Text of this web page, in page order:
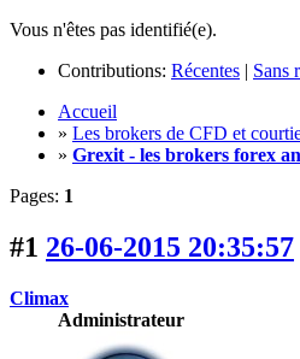
Vous n'êtes pas identifié(e).
Contributions: Récentes | Sans
Accueil
» Les brokers de CFD et
» Grexit - les brokers forex
Pages: 1
#1 26-06-2015 20:35:57
Climax
Administrateur